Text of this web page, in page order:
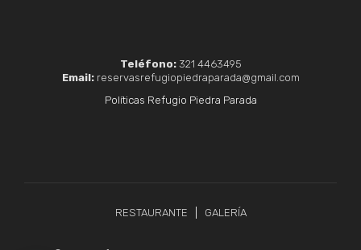
Teléfono:321 4463495
Email:reservasrefugiopiedraparada@gmail.com
Políticas Refugio Piedra Parada
RESTAURANTE GALERÍA